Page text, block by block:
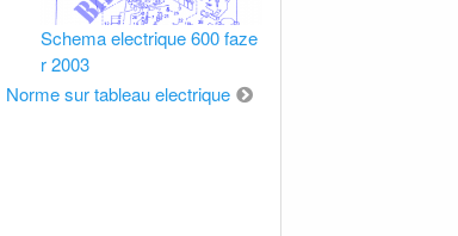
Schema electrique 600 faze
r 2003
Norme sur tableau electrique